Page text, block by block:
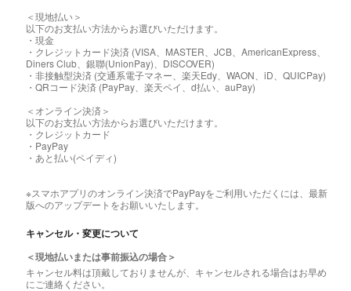
＜現地払い＞
以下のお支払い方法からお選びいただけます。
・現金
・クレジットカード決済 (VISA、MASTER、JCB、AmericanExpress、
Diners Club、銀聯(UnionPay)、DISCOVER)
・非接触型決済 (交通系電子マネー、楽天Edy、WAON、iD、QUICPay)
・QRコード決済 (PayPay、楽天ペイ、d払い、auPay)
＜オンライン決済＞
以下のお支払い方法からお選びいただけます。
・クレジットカード
・PayPay
・あと払い(ペイディ)
※スマホアプリのオンライン決済でPayPayをご利用いただくには、最新
版へのアップデートをお願いいたします。
キャンセル・変更について
＜現地払いまたは事前振込の場合＞
キャンセル料は頂戴しておりませんが、キャンセルされる場合はお早め
にご連絡ください。